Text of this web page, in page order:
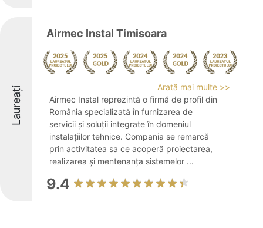
Laureați
Airmec Instal Timisoara
Arată mai multe >>
Airmec Instal reprezintă o firmă de profil din
România specializată în furnizarea de
servicii și soluții integrate în domeniul
instalațiilor tehnice. Compania se remarcă
prin activitatea sa ce acoperă proiectarea,
realizarea și mentenanța sistemelor ...
9.4